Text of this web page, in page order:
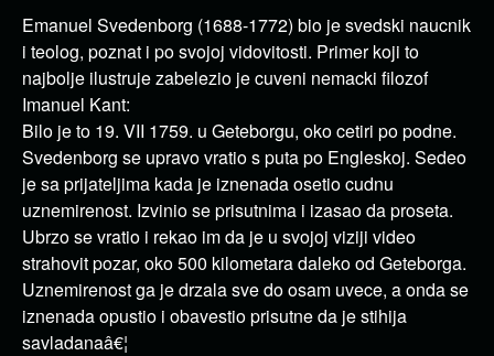
Emanuel Svedenborg (1688-1772) bio je svedski naucnik
i teolog, poznat i po svojoj vidovitosti. Primer koji to
najbolje ilustruje zabelezio je cuveni nemacki filozof
Imanuel Kant:
Bilo je to 19. VII 1759. u Geteborgu, oko cetiri po podne.
Svedenborg se upravo vratio s puta po Engleskoj. Sedeo
je sa prijateljima kada je iznenada osetio cudnu
uznemirenost. Izvinio se prisutnima i izasao da proseta.
Ubrzo se vratio i rekao im da je u svojoj viziji video
strahovit pozar, oko 500 kilometara daleko od Geteborga.
Uznemirenost ga je drzala sve do osam uvece, a onda se
iznenada opustio i obavestio prisutne da je stihija
savladanaâ€¦